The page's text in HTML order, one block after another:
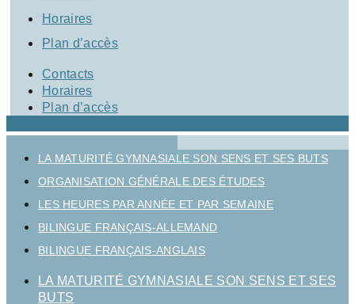
Horaires
Plan d’accès
Contacts
Horaires
Plan d’accès
LA MATURITÉ GYMNASIALE SON SENS ET SES BUTS
ORGANISATION GÉNÉRALE DES ÉTUDES
LES HEURES PAR ANNÉE ET PAR SEMAINE
BILINGUE FRANÇAIS-ALLEMAND
BILINGUE FRANÇAIS-ANGLAIS
LA MATURITÉ GYMNASIALE SON SENS ET SES
BUTS